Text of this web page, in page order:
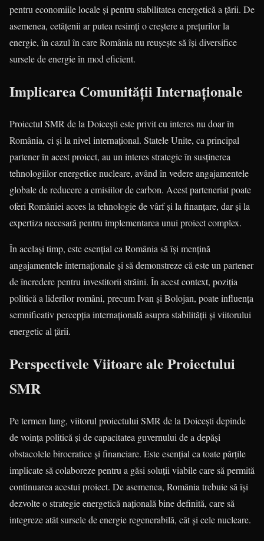
pentru economiile locale și pentru stabilitatea energetică a țării. De
asemenea, cetățenii ar putea resimți o creștere a prețurilor la
energie, în cazul în care România nu reușește să își diversifice
sursele de energie în mod eficient.
Implicarea Comunității Internaționale
Proiectul SMR de la Doicești este privit cu interes nu doar în
România, ci și la nivel internațional. Statele Unite, ca principal
partener în acest proiect, au un interes strategic în susținerea
tehnologiilor energetice nucleare, având în vedere angajamentele
globale de reducere a emisiilor de carbon. Acest parteneriat poate
oferi României acces la tehnologie de vârf și la finanțare, dar și la
expertiza necesară pentru implementarea unui proiect complex.
În același timp, este esențial ca România să își mențină
angajamentele internaționale și să demonstreze că este un partener
de încredere pentru investitorii străini. În acest context, poziția
politică a liderilor români, precum Ivan și Bolojan, poate influența
semnificativ percepția internațională asupra stabilității și viitorului
energetic al țării.
Perspectivele Viitoare ale Proiectului
SMR
Pe termen lung, viitorul proiectului SMR de la Doicești depinde
de voința politică și de capacitatea guvernului de a depăși
obstacolele birocratice și financiare. Este esențial ca toate părțile
implicate să colaboreze pentru a găsi soluții viabile care să permită
continuarea acestui proiect. De asemenea, România trebuie să își
dezvolte o strategie energetică națională bine definită, care să
integreze atât sursele de energie regenerabilă, cât și cele nucleare.